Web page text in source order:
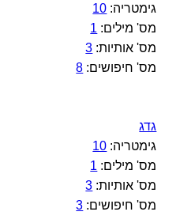
גימטריה: 10
מס' מילים: 1
מס' אותיות: 3
מס' חיפושים: 8
גדג
גימטריה: 10
מס' מילים: 1
מס' אותיות: 3
מס' חיפושים: 3